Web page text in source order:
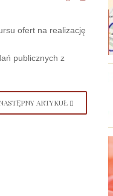
ofert na realizację
publicznych z
ARTYKUŁ